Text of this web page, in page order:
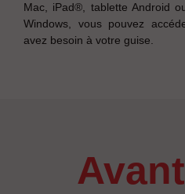
Mac, iPad®, tablette Android
Windows, vous pouvez
avez besoin à votre guise.